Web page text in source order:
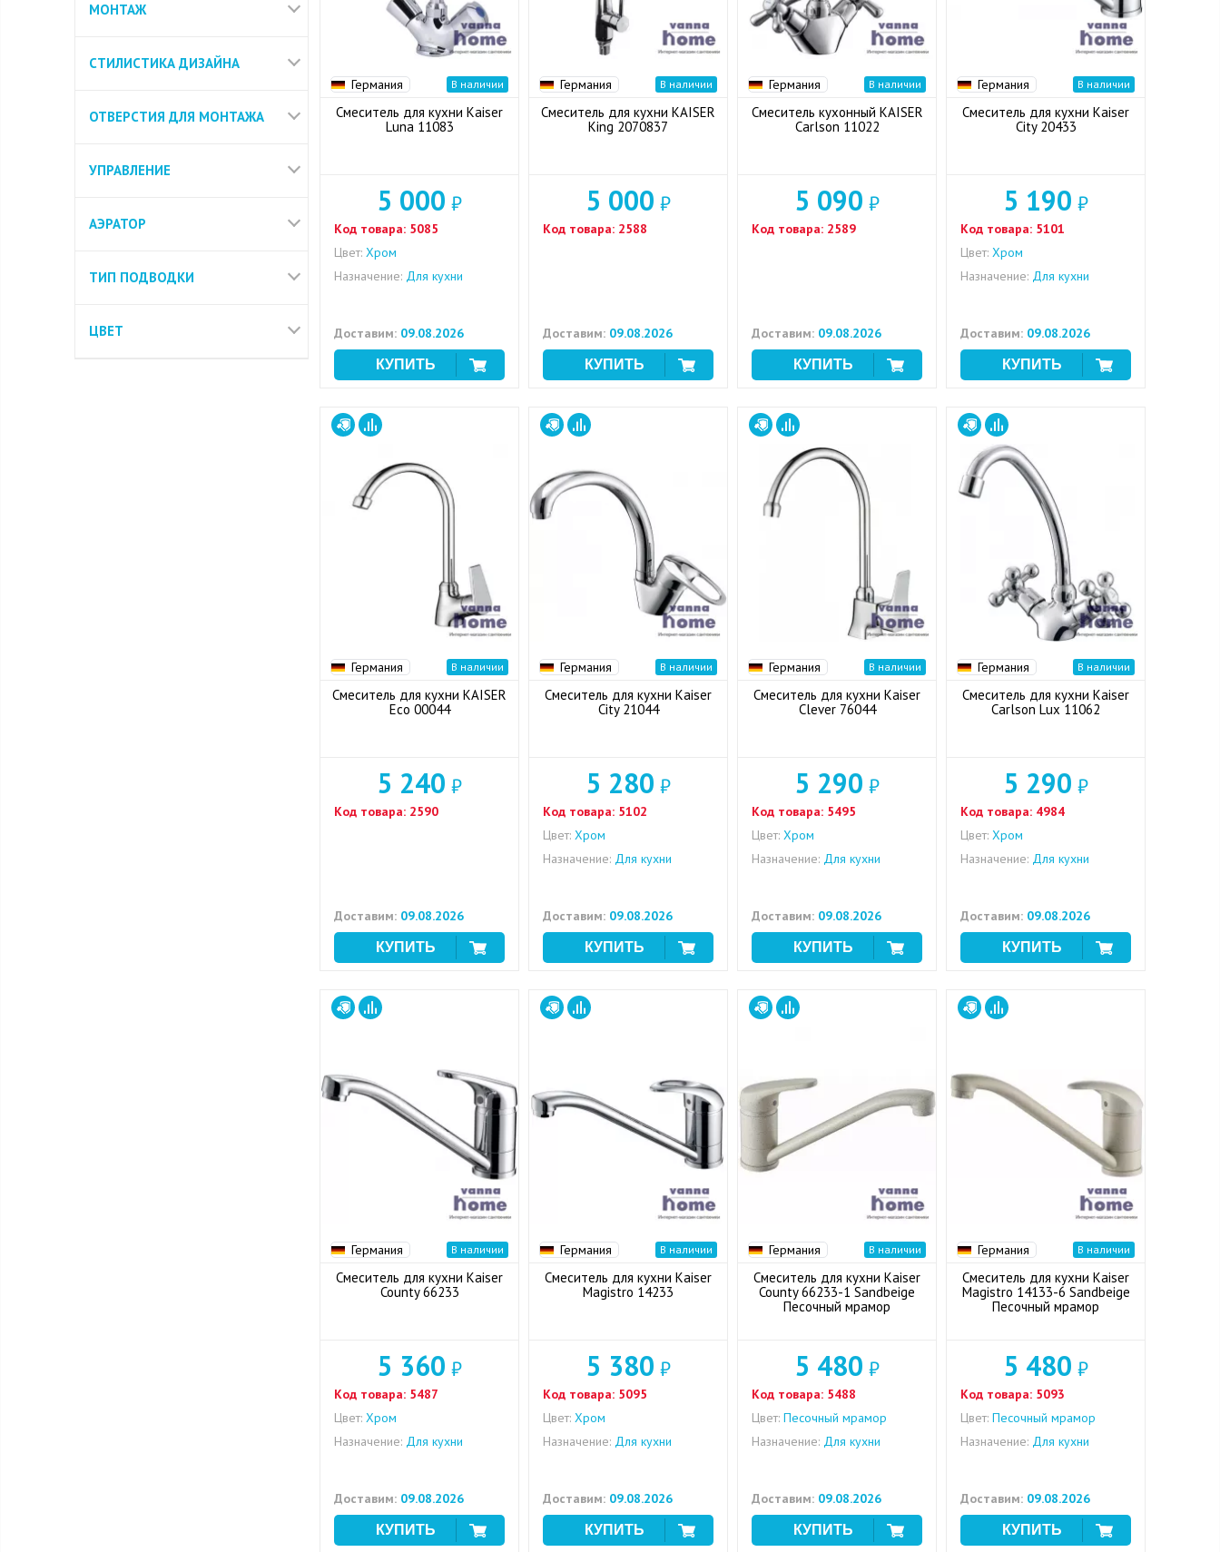
МОНТАЖ
СТИЛИСТИКА ДИЗАЙНА
ОТВЕРСТИЯ ДЛЯ МОНТАЖА
УПРАВЛЕНИЕ
АЭРАТОР
ТИП ПОДВОДКИ
ЦВЕТ
Германия В наличии
Смеситель для кухни Kaiser
Luna 11083
5 000 ₽
Код товара: 5085
Цвет: Хром
Назначение: Для кухни
Доставим: 09.08.2026
Германия В наличии
Смеситель для кухни KAISER
King 2070837
5 000 ₽
Код товара: 2588
Доставим: 09.08.2026
Германия В наличии
Смеситель кухонный KAISER
Carlson 11022
5 090 ₽
Код товара: 2589
Доставим: 09.08.2026
Германия В наличии
Смеситель для кухни Kaiser
City 20433
5 190 ₽
Код товара: 5101
Цвет: Хром
Назначение: Для кухни
Доставим: 09.08.2026
Германия В наличии
Смеситель для кухни KAISER
Eco 00044
5 240 ₽
Код товара: 2590
Доставим: 09.08.2026
Германия В наличии
Смеситель для кухни Kaiser
City 21044
5 280 ₽
Код товара: 5102
Цвет: Хром
Назначение: Для кухни
Доставим: 09.08.2026
Германия В наличии
Смеситель для кухни Kaiser
Clever 76044
5 290 ₽
Код товара: 5495
Цвет: Хром
Назначение: Для кухни
Доставим: 09.08.2026
Германия В наличии
Смеситель для кухни Kaiser
Carlson Lux 11062
5 290 ₽
Код товара: 4984
Цвет: Хром
Назначение: Для кухни
Доставим: 09.08.2026
Германия В наличии
Смеситель для кухни Kaiser
County 66233
5 360 ₽
Код товара: 5487
Цвет: Хром
Назначение: Для кухни
Доставим: 09.08.2026
Германия В наличии
Смеситель для кухни Kaiser
Magistro 14233
5 380 ₽
Код товара: 5095
Цвет: Хром
Назначение: Для кухни
Доставим: 09.08.2026
Германия В наличии
Смеситель для кухни Kaiser
County 66233-1 Sandbeige
Песочный мрамор
5 480 ₽
Код товара: 5488
Цвет: Песочный мрамор
Назначение: Для кухни
Доставим: 09.08.2026
Германия В наличии
Смеситель для кухни Kaiser
Magistro 14133-6 Sandbeige
Песочный мрамор
5 480 ₽
Код товара: 5093
Цвет: Песочный мрамор
Назначение: Для кухни
Доставим: 09.08.2026